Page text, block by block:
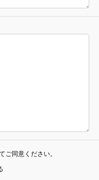
ご同意ください。